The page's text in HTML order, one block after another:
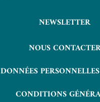
NEWSLETTER
NOUS
DONNÉES
CONDITIONS